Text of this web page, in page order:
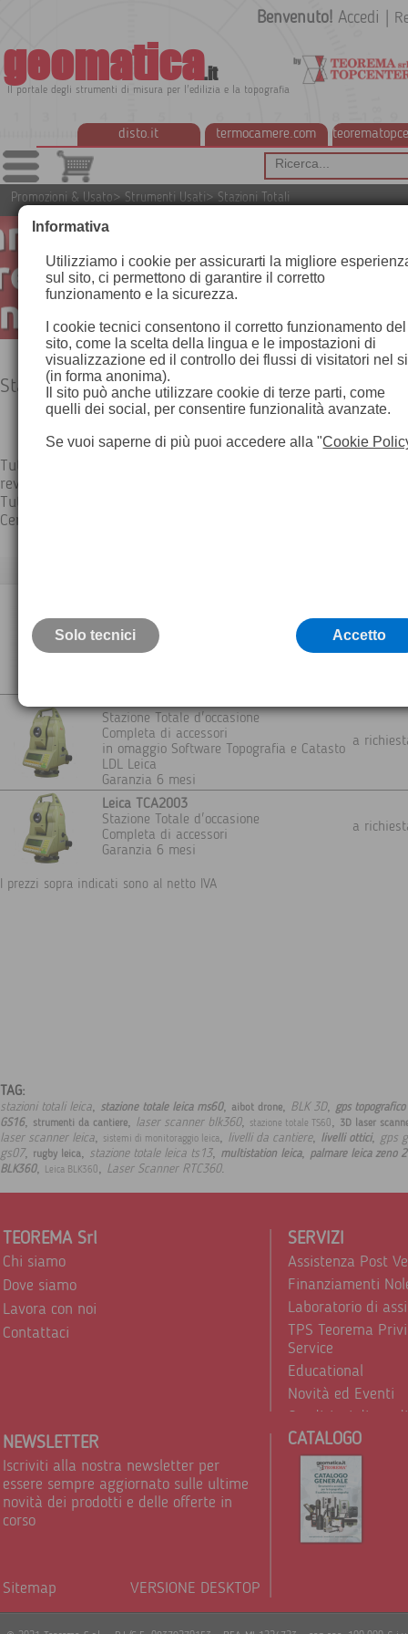
geomatica.it
Il portale degli strumenti di misura per l'edilizia e la topografia
disto.it termocamere.com
Benvenuto! Accedi
Promozioni & Usato> Strumenti Usati> Stazioni Totali
Stazioni Totali
Tutti gli Strumenti proposti sono perfettamente funzionanti e
revisionati presso i Laboratori Ufficiali dei Costruttori.
Tutti gli Strumenti sono accompagnati da Attestato di
Certificato di Calibrazione a Norme DIN 18723 o equivalente
precisione angolare di 2” e distanziometro
ad alta efficienza per misure fino ad 800
m senza prisma e fino a 5000 m con
a
Stazione Totale d'occasione
Completa di accessori
in omaggio Software Topografia e Catasto
LDL Leica
Garanzia 6 mesi
a
Leica TCA2003
Stazione Totale d'occasione
Completa di accessori
Garanzia 6 mesi
a
I prezzi sopra indicati sono al netto IVA
TAG:
stazioni totali leica, stazione totale leica ms60, aibot drone, BLK 3D, gps
GS16, strumenti da cantiere, laser scanner blk360, stazione totale TS60, 3D laser
laser scanner leica, sistemi di monitoraggio leica, livelli da cantiere, livelli ottici, gps
gs07, rugby leica, stazione totale leica ts13, multistation leica, palmare leica zeno
BLK360, Leica BLK360, Laser Scanner RTC360.
TEOREMA Srl
Chi siamo
Dove siamo
Lavora con noi
Contattaci
SERVIZI
Assistenza Post
Finanziamenti
Laboratorio di
TPS Teorema
Service
Educational
Novità ed Eventi
Condizioni di
Trattamento dei
NEWSLETTER
Iscriviti alla nostra newsletter per
essere sempre aggiornato sulle ultime
novità dei prodotti e delle offerte in
corso
Sitemap VERSIONE DESKTOP
CATALOGO
Informativa
Utilizziamo i cookie per assicurarti la migliore
sul sito, ci permettono di garantire il corretto
funzionamento e la sicurezza.
I cookie tecnici consentono il corretto funzionamento del
sito, come la scelta della lingua e le impostazioni di
visualizzazione ed il controllo dei flussi di visitatori nel
(in forma anonima).
Il sito può anche utilizzare cookie di terze parti, come
quelli dei social, per consentire funzionalità avanzate.
Se vuoi saperne di più puoi accedere alla "Cookie
Solo tecnici Accetto